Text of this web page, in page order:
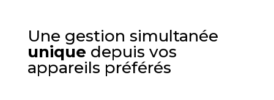
Une gestion simultanée
unique depuis vos
appareils préférés